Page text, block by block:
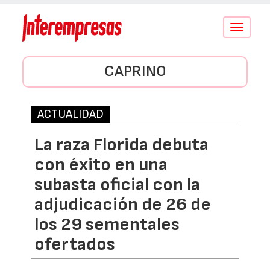
Conmutar
CAPRINO
ACTUALIDAD
La raza Florida debuta
con éxito en una
subasta oficial con la
adjudicación de 26 de
los 29 sementales
ofertados